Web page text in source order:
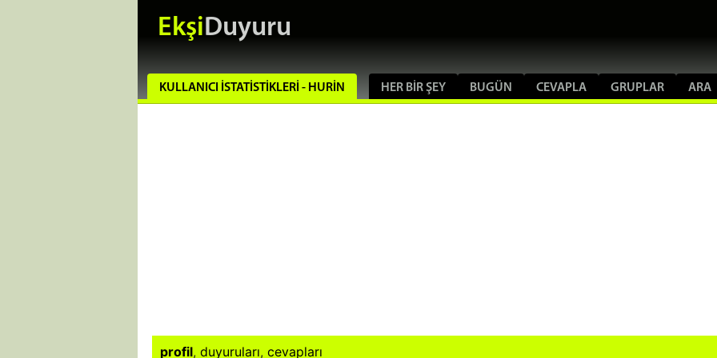
EkşiDuyuru
KULLANICI İSTATISTIKLERI - HURIN HER BIR ŞEY BUGÜN CEVAPLA GRUPLAR ARA
profil, duyuruları, cevapları